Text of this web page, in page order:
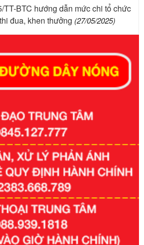
TT-BTC hướng dẫn mức chi tổ chức
đua, khen thưởng (27/05/2025)
NĐ-CP
2025/NĐ-CP của Chính phủ: Quy
chiều quốc gia giai đoạn 2026 - 2030
2026